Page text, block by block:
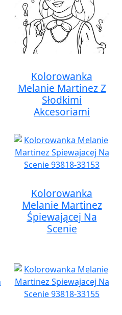
Kolorowanka
Melanie Martinez Z
Słodkimi
Akcesoriami
Kolorowanka
Melanie Martinez
Śpiewającej Na
Scenie